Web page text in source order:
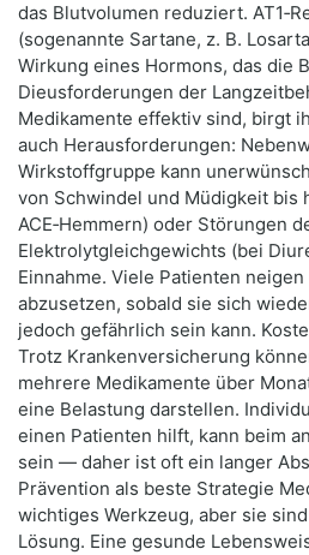
das Blutvolumen reduziert.
(sogenannte Sartane, z. B.
Wirkung eines Hormons, das die
Dieusforderungen der
Medikamente effektiv sind, birgt
auch Herausforderungen:
Wirkstoffgruppe kann
von Schwindel und Müdigkeit bis
ACE‑Hemmern) oder Störungen
Elektrolytgleichgewichts (bei
Einnahme. Viele Patienten
abzusetzen, sobald sie sich
jedoch gefährlich sein kann.
Trotz Krankenversicherung
mehrere Medikamente über
eine Belastung darstellen.
einen Patienten hilft, kann beim
sein — daher ist oft ein langer
Prävention als beste Strategie
wichtiges Werkzeug, aber sie
Lösung. Eine gesunde